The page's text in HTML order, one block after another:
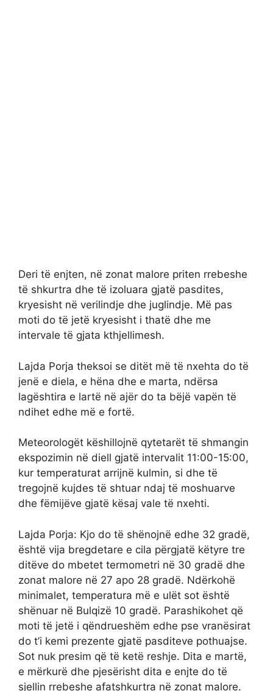
Deri të enjten, në zonat malore priten rrebeshe
të shkurtra dhe të izoluara gjatë pasdites,
kryesisht në verilindje dhe juglindje. Më pas
moti do të jetë kryesisht i thatë dhe me
intervale të gjata kthjellimesh.
Lajda Porja theksoi se ditët më të nxehta do të
jenë e diela, e hëna dhe e marta, ndërsa
lagështira e lartë në ajër do ta bëjë vapën të
ndihet edhe më e fortë.
Meteorologët këshillojnë qytetarët të shmangin
ekspozimin në diell gjatë intervalit 11:00-15:00,
kur temperaturat arrijnë kulmin, si dhe të
tregojnë kujdes të shtuar ndaj të moshuarve
dhe fëmijëve gjatë kësaj vale të nxehti.
Lajda Porja: Kjo do të shënojnë edhe 32 gradë,
është vija bregdetare e cila përgjatë këtyre tre
ditëve do mbetet termometri në 30 gradë dhe
zonat malore në 27 apo 28 gradë. Ndërkohë
minimalet, temperatura më e ulët sot është
shënuar në Bulqizë 10 gradë. Parashikohet që
moti të jetë i qëndrueshëm edhe pse vranësirat
do t’i kemi prezente gjatë pasditeve pothuajse.
Sot nuk presim që të ketë reshje. Dita e martë,
e mërkurë dhe pjesërisht dita e enjte do të
sjellin rrebeshe afatshkurtra në zonat malore.